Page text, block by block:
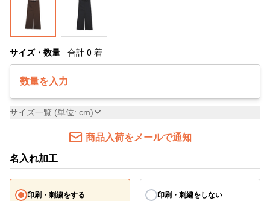
サイズ・数量 合計 0 着
数量を入力
サイズ一覧 (単位: cm)
商品入荷をメールで通知
名入れ加工
印刷・刺繍をする 印刷・刺繍をしない